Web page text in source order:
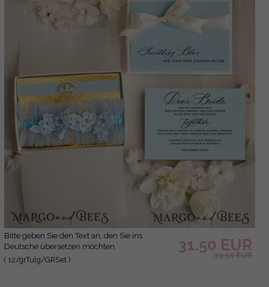
Bitte geben Sie den Text an, den Sie ins
Deutsche übersetzen möchten.
( 12/grTulg/GRSet )
31.50 EUR
39.50 EUR